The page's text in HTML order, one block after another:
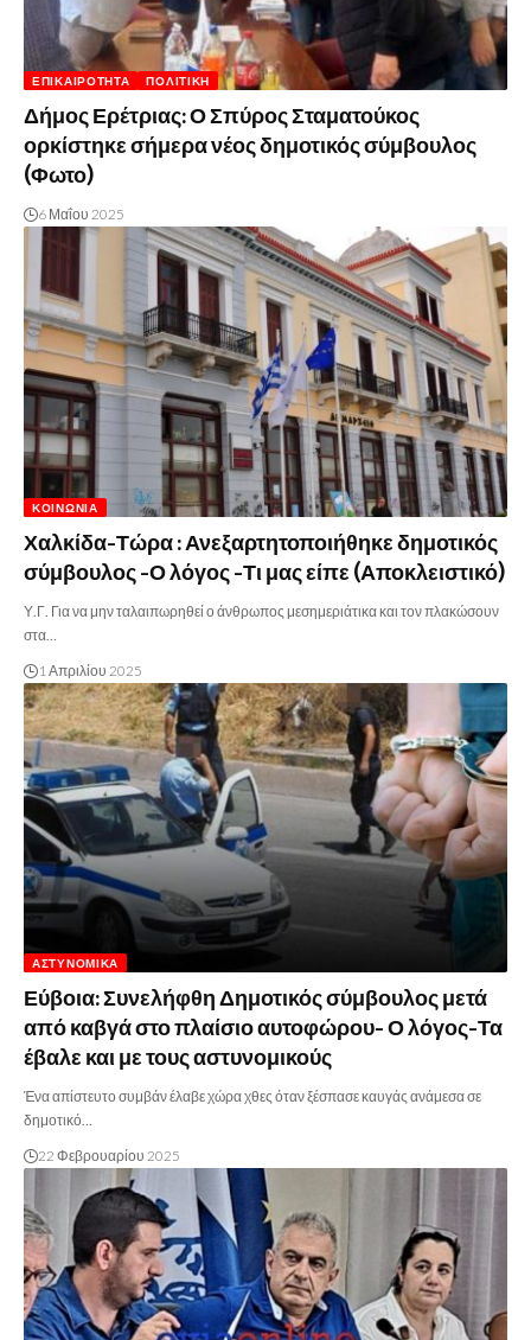
ΕΠΙΚΑΙΡΌΤΗΤΑ ΠΟΛΙΤΙΚΉ
Δήμος Ερέτριας: Ο Σπύρος Σταματούκος
ορκίστηκε σήμερα νέος δημοτικός σύμβουλος
(Φωτο)
6 Μαΐου 2025
ΚΟΙΝΩΝΊΑ
Χαλκίδα-Τώρα : Ανεξαρτητοποιήθηκε δημοτικός
σύμβουλος -Ο λόγος -Τι μας είπε (Αποκλειστικό)
Υ.Γ. Για να μην ταλαιπωρηθεί ο άνθρωπος μεσημεριάτικα και τον πλακώσουν
στα…
1 Απριλίου 2025
ΑΣΤΥΝΟΜΙΚΆ
Εύβοια: Συνελήφθη Δημοτικός σύμβουλος μετά
από καβγά στο πλαίσιο αυτοφώρου- Ο λόγος-Τα
έβαλε και με τους αστυνομικούς
Ένα απίστευτο συμβάν έλαβε χώρα χθες όταν ξέσπασε καυγάς ανάμεσα σε
δημοτικό…
22 Φεβρουαρίου 2025